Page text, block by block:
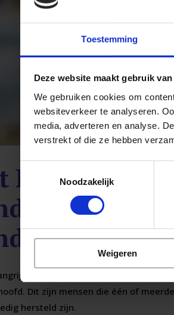
Toestemming
Deze website maakt gebruik
We gebruiken cookies om
websiteverkeer te analyseren.
media, adverteren en analyse.
verstrekt of die ze hebben
Toestemmingsselectie
Noodzakelijk
Weigeren
Post
of
groep van patiënten komt met
Dit zijn mensen die één of
hersteld zijn.